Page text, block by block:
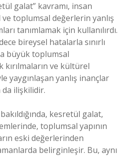
galat” kavramı, insan
ve toplumsal değerlerin yanlış
tanımlamak için kullanılırdı.
bireysel hatalarla sınırlı
büyük toplumsal
ve kültürel
yaygınlaşan yanlış inançlar
da ilişkilidir.
kesretül galat,
toplumsal yapının
eski değerlerinden
belirginleşir. Bu, aynı